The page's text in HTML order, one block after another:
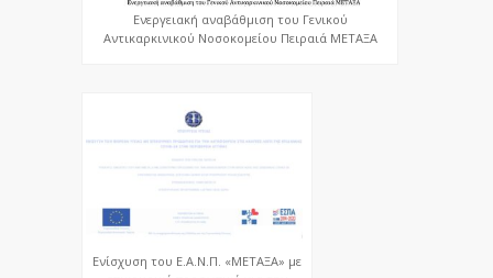
Ενεργειακή αναβάθμιση του Γενικού
Αντικαρκινικού Νοσοκομείου Πειραιά ΜΕΤΑΞΑ
Ενίσχυση του Ε.Α.Ν.Π. «ΜΕΤΑΞΑ» με